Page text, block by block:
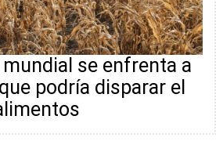
se enfrenta a
podría disparar el